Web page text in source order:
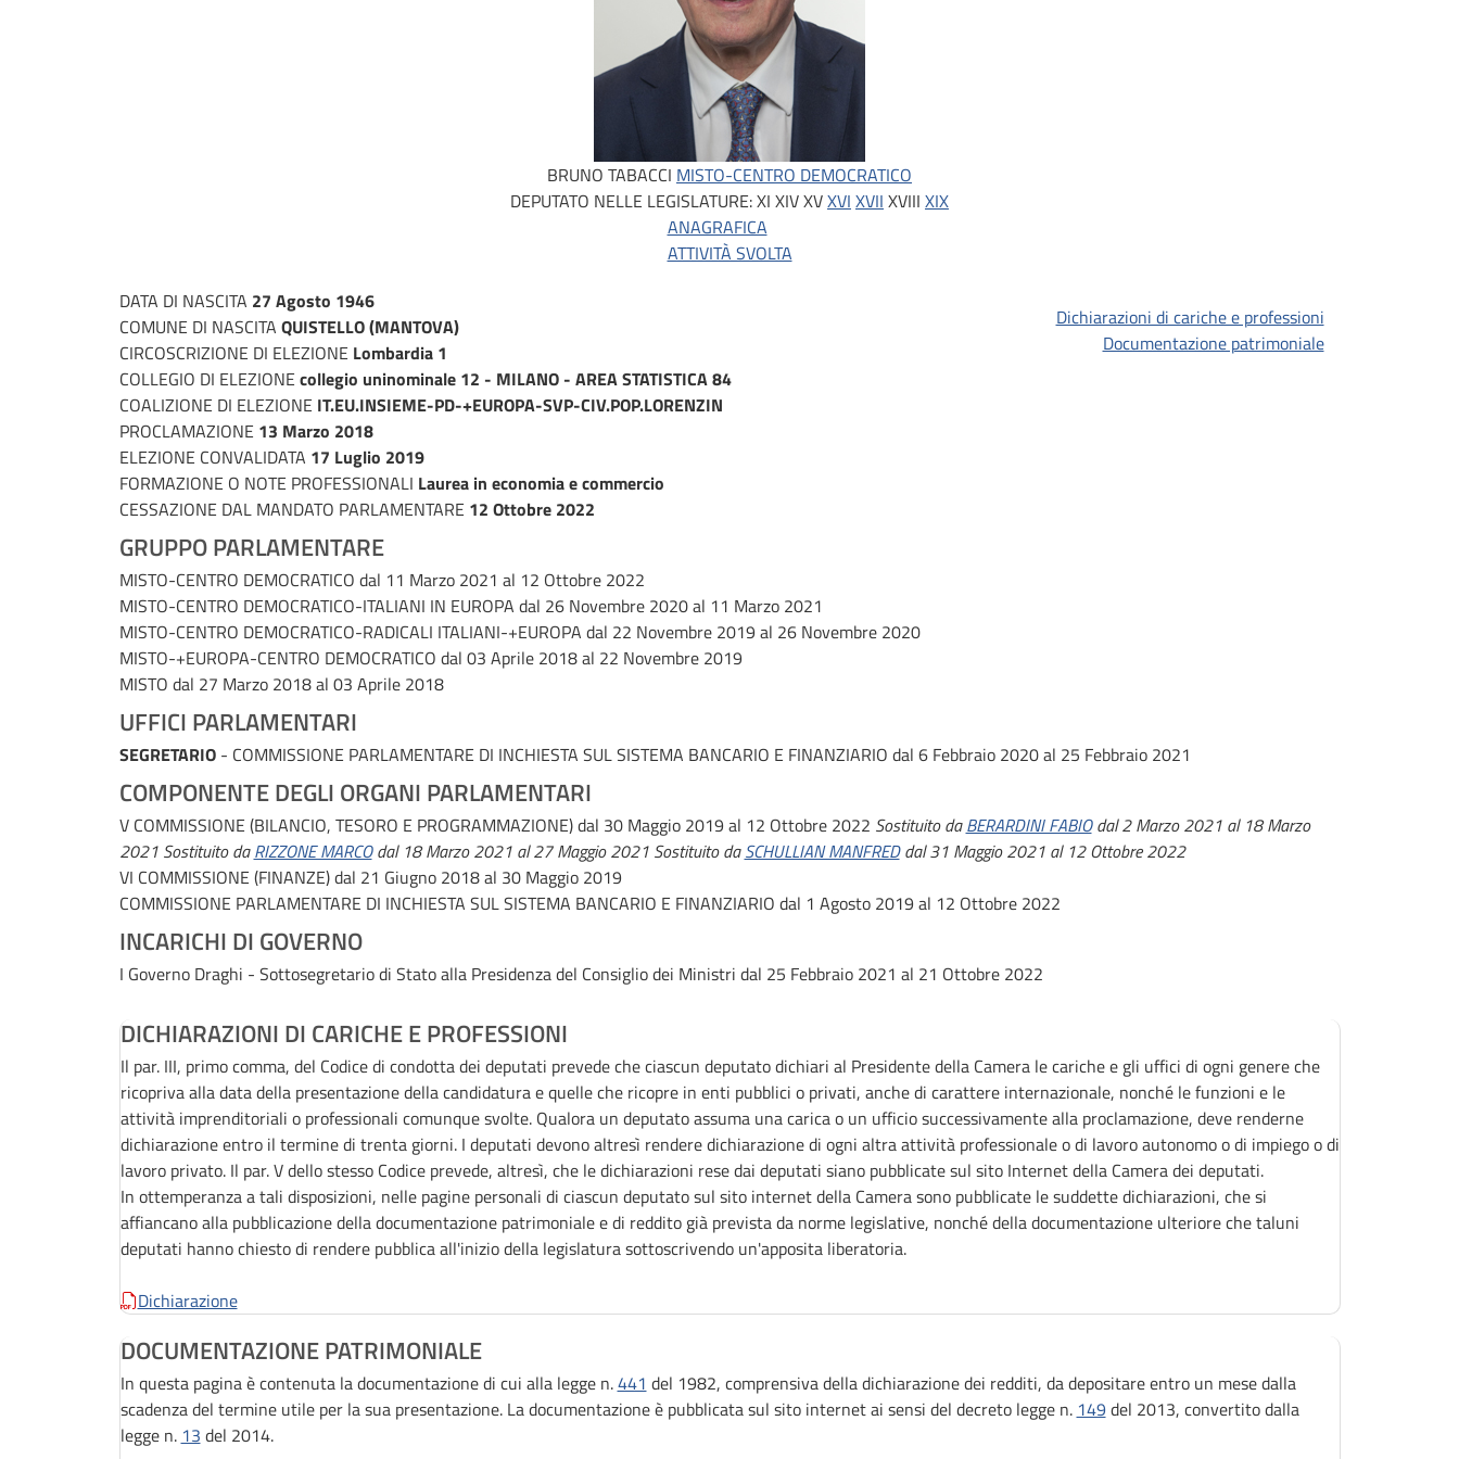
BRUNO TABACCI MISTO-CENTRO DEMOCRATICO
DEPUTATO NELLE LEGISLATURE:XI XIVXVXVI XVII XVIII XIX
ANAGRAFICA
ATTIVITÀ SVOLTA
DATA DI NASCITA 27 Agosto 1946
COMUNE DI NASCITA QUISTELLO (MANTOVA)
CIRCOSCRIZIONE DI ELEZIONE Lombardia 1
COLLEGIO DI ELEZIONE collegio uninominale 12 - MILANO - AREA STATISTICA 84
COALIZIONE DI ELEZIONE IT.EU.INSIEME-PD-+EUROPA-SVP-CIV.POP.LORENZIN
PROCLAMAZIONE 13 Marzo 2018
ELEZIONE CONVALIDATA 17 Luglio 2019
FORMAZIONE O NOTE PROFESSIONALI Laurea in economia e commercio
CESSAZIONE DAL MANDATO PARLAMENTARE 12 Ottobre 2022
Dichiarazioni di cariche e professioni
Documentazione patrimoniale
GRUPPO PARLAMENTARE
MISTO-CENTRO DEMOCRATICO dal 11 Marzo 2021 al 12 Ottobre 2022
MISTO-CENTRO DEMOCRATICO-ITALIANI IN EUROPA dal 26 Novembre 2020 al 11 Marzo 2021
MISTO-CENTRO DEMOCRATICO-RADICALI ITALIANI-+EUROPA dal 22 Novembre 2019 al 26 Novembre 2020
MISTO-+EUROPA-CENTRO DEMOCRATICO dal 03 Aprile 2018 al 22 Novembre 2019
MISTO dal 27 Marzo 2018 al 03 Aprile 2018
UFFICI PARLAMENTARI
SEGRETARIO- COMMISSIONE PARLAMENTARE DI INCHIESTA SUL SISTEMA BANCARIO E FINANZIARIO dal 6 Febbraio 2020 al 25 Febbraio 2021
COMPONENTE DEGLI ORGANI PARLAMENTARI
V COMMISSIONE (BILANCIO, TESORO E PROGRAMMAZIONE)dal 30 Maggio 2019 al 12 Ottobre 2022 Sostituito daBERARDINI FABIOdal 2 Marzo 2021 al 18 Marzo
2021 Sostituito daRIZZONE MARCOdal 18 Marzo 2021 al 27 Maggio 2021 Sostituito daSCHULLIAN MANFREDdal 31 Maggio 2021 al 12 Ottobre 2022
VI COMMISSIONE (FINANZE)dal 21 Giugno 2018 al 30 Maggio 2019
COMMISSIONE PARLAMENTARE DI INCHIESTA SUL SISTEMA BANCARIO E FINANZIARIO dal 1 Agosto 2019 al 12 Ottobre 2022
INCARICHI DI GOVERNO
I Governo Draghi - Sottosegretario di Stato alla Presidenza del Consiglio dei Ministri dal 25 Febbraio 2021 al 21 Ottobre 2022
DICHIARAZIONI DI CARICHE E PROFESSIONI
Il par. III, primo comma, del Codice di condotta dei deputati prevede che ciascun deputato dichiari al Presidente della Camera le cariche e gli uffici di ogni genere che
ricopriva alla data della presentazione della candidatura e quelle che ricopre in enti pubblici o privati, anche di carattere internazionale, nonché le funzioni e le
attività imprenditoriali o professionali comunque svolte. Qualora un deputato assuma una carica o un ufficio successivamente alla proclamazione, deve renderne
dichiarazione entro il termine di trenta giorni. I deputati devono altresì rendere dichiarazione di ogni altra attività professionale o di lavoro autonomo o di impiego o di
lavoro privato. Il par. V dello stesso Codice prevede, altresì, che le dichiarazioni rese dai deputati siano pubblicate sul sito Internet della Camera dei deputati.
In ottemperanza a tali disposizioni, nelle pagine personali di ciascun deputato sul sito internet della Camera sono pubblicate le suddette dichiarazioni, che si
affiancano alla pubblicazione della documentazione patrimoniale e di reddito già prevista da norme legislative, nonché della documentazione ulteriore che taluni
deputati hanno chiesto di rendere pubblica all'inizio della legislatura sottoscrivendo un'apposita liberatoria.
Dichiarazione
DOCUMENTAZIONE PATRIMONIALE
In questa pagina è contenuta la documentazione di cui alla legge n.441 del 1982, comprensiva della dichiarazione dei redditi, da depositare entro un mese dalla
scadenza del termine utile per la sua presentazione. La documentazione è pubblicata sul sito internet ai sensi del decreto legge n. 149del 2013, convertito dalla
legge n. 13 del 2014.